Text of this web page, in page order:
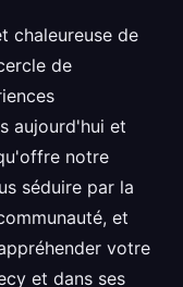
chaleureuse de
de
aujourd'hui et
notre
séduire par la
et
votre
et dans ses